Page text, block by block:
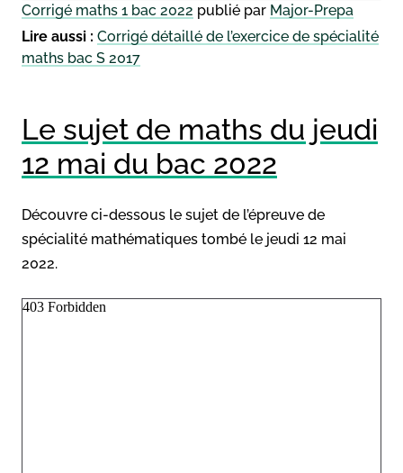
Corrigé maths 1 bac 2022 publié par Major-Prepa
Lire aussi : Corrigé détaillé de l’exercice de spécialité
maths bac S 2017
Le sujet de maths du jeudi
12 mai du bac 2022
Découvre ci-dessous le sujet de l’épreuve de
spécialité mathématiques tombé le jeudi 12 mai
2022.